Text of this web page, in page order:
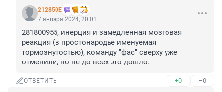
212850Е
7 января 2024, 20:01
281800955, инерция и замедленная мозговая
реакция (в простонародье именуемая
тормознутостью), команду "фас" сверху уже
отменили, но не до всех это дошло.
ОТВЕТИТЬ +0 –0